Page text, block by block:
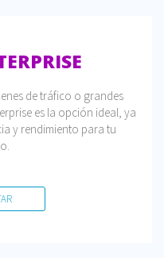
de tráfico o grandes
es la opción ideal, ya
y rendimiento para tu